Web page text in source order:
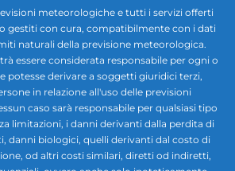
meteorologiche e tutti i servizi offerti
gestiti con cura, compatibilmente con i dati
naturali della previsione meteorologica.
essere considerata responsabile per ogni o
potesse derivare a soggetti giuridici terzi,
in relazione all'uso delle previsioni
caso sarà responsabile per qualsiasi tipo
limitazioni, i danni derivanti dalla perdita di
danni biologici, quelli derivanti dal costo di
od altri costi similari, diretti od indiretti,